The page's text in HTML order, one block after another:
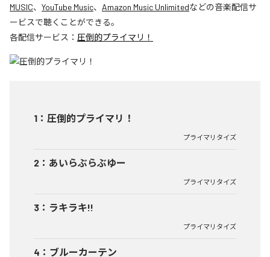
MUSIC、 YouTube Music、 Amazon Music Unlimitedなどの音楽配信サ
ービスで聴くことができる。
各配信サービス： 圧倒的プライマリ！
1 ： 圧倒的プライマリ！
プライマリタイズ
2 ： あいらぶらぶゆー
プライマリタイズ
3 ： ラキラキ!!
プライマリタイズ
4 ： ブルーカーテン